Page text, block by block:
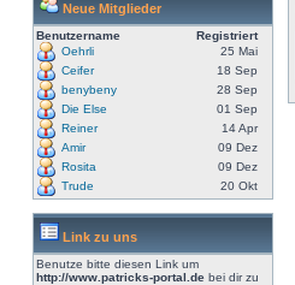
Neue Mitglieder
Benutzername
Registriert
Oehrli
25 Mai
Ceifer
18 Sep
benybeny
28 Sep
Die Else
01 Sep
Reiner
14 Apr
Amir
09 Dez
Rosita
09 Dez
Trude
20 Okt
Link zu uns
Benutze bitte diesen Link um
http://www.patricks-portal.de bei dir zu